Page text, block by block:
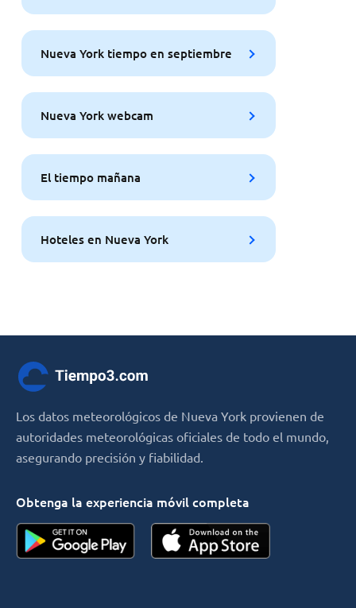
Nueva York tiempo en septiembre
Nueva York webcam
El tiempo mañana
Hoteles en Nueva York
Los datos meteorológicos de Nueva York provienen de
autoridades meteorológicas oficiales de todo el mundo,
asegurando precisión y fiabilidad.
Obtenga la experiencia móvil completa